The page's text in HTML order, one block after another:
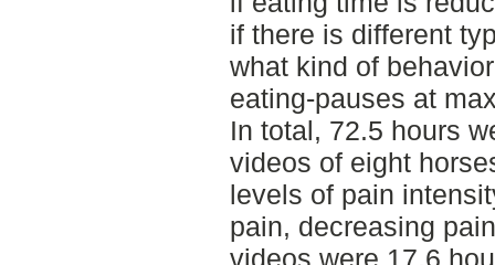
if there is different
what kind of
eating-pauses at
In total, 72.5 hours
videos of eight
levels of pain
pain, decreasing
videos were 17.6